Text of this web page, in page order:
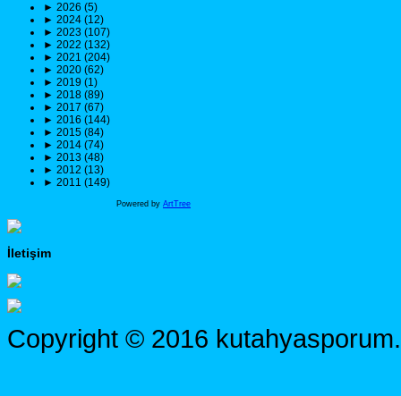
► 2026 (5)
► 2024 (12)
► 2023 (107)
► 2022 (132)
► 2021 (204)
► 2020 (62)
► 2019 (1)
► 2018 (89)
► 2017 (67)
► 2016 (144)
► 2015 (84)
► 2014 (74)
► 2013 (48)
► 2012 (13)
► 2011 (149)
Powered by ArtTree
İletişim
Copyright © 2016